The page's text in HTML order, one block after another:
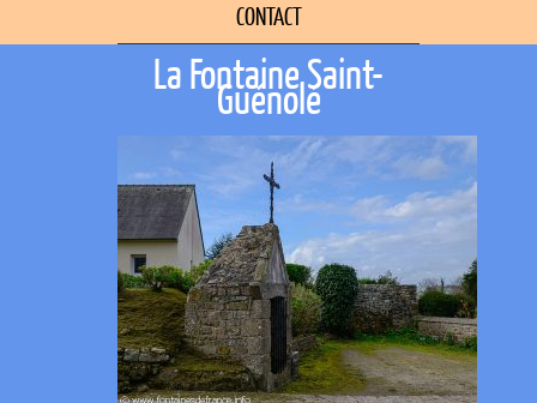
CONTACT
La Fontaine Saint-
Guénolé